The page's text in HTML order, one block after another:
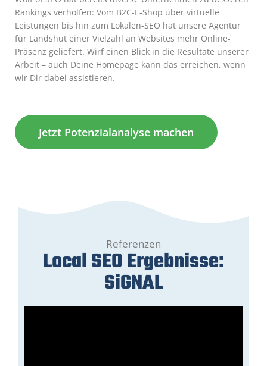
Rankings verholfen: Vom B2C-E-Shop über virtuelle
Leistungen bis hin zum Lokalen-SEO hat unsere Agentur
für Landshut einer Vielzahl an Websites mehr Online-
Präsenz geliefert. Wirf einen Blick in die Resultate unserer
Arbeit – auch Deine Homepage kann das erreichen, wenn
wir Dir dabei assistieren.
Jetzt Potenzialanalyse machen
Referenzen
Local SEO Ergebnisse:
SiGNAL